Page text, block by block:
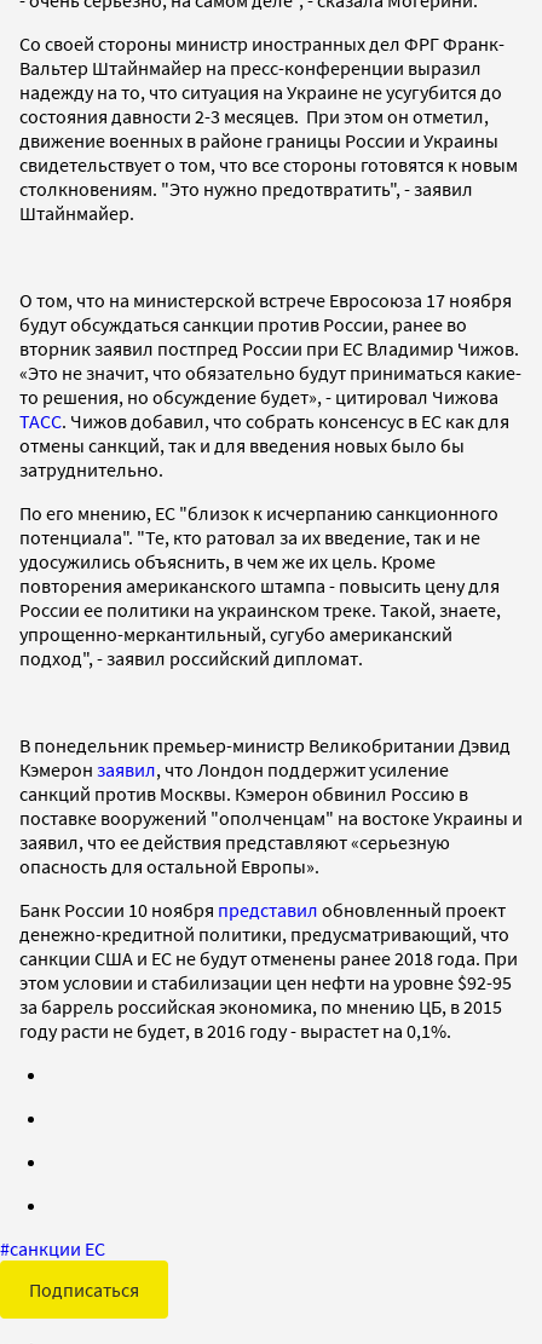
Со своей стороны министр иностранных дел ФРГ Франк-
Вальтер Штайнмайер на пресс-конференции выразил
надежду на то, что ситуация на Украине не усугубится до
состояния давности 2-3 месяцев. При этом он отметил,
движение военных в районе границы России и Украины
свидетельствует о том, что все стороны готовятся к новым
столкновениям. "Это нужно предотвратить", - заявил
Штайнмайер.
О том, что на министерской встрече Евросоюза 17 ноября
будут обсуждаться санкции против России, ранее во
вторник заявил постпред России при ЕС Владимир Чижов.
«Это не значит, что обязательно будут приниматься какие-
то решения, но обсуждение будет», - цитировал Чижова
ТАСС. Чижов добавил, что собрать консенсус в ЕС как для
отмены санкций, так и для введения новых было бы
затруднительно.
По его мнению, ЕС "близок к исчерпанию санкционного
потенциала". "Те, кто ратовал за их введение, так и не
удосужились объяснить, в чем же их цель. Кроме
повторения американского штампа - повысить цену для
России ее политики на украинском треке. Такой, знаете,
упрощенно-меркантильный, сугубо американский
подход", - заявил российский дипломат.
В понедельник премьер-министр Великобритании Дэвид
Кэмерон заявил, что Лондон поддержит усиление
санкций против Москвы. Кэмерон обвинил Россию в
поставке вооружений "ополченцам" на востоке Украины и
заявил, что ее действия представляют «серьезную
опасность для остальной Европы».
Банк России 10 ноября представил обновленный проект
денежно-кредитной политики, предусматривающий, что
санкции США и ЕС не будут отменены ранее 2018 года. При
этом условии и стабилизации цен нефти на уровне $92-95
за баррель российская экономика, по мнению ЦБ, в 2015
году расти не будет, в 2016 году - вырастет на 0,1%.
#санкции ЕС
Подписаться